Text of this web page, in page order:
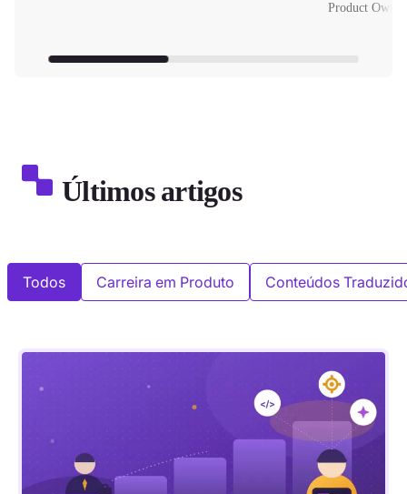
Product
Últimos artigos
Todos Carreira em Produto Conteúdos